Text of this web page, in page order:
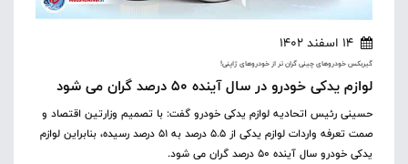
14 اسفند 1402
گیربکس خودروهای چینی گران تر از خودروهای ژاپنی!
لوازم یدکی خودرو در سال آینده ۵۰ درصد گران می شود
حسینی رئیس اتحادیه لوازم یدکی خودرو گفت: با تصمیم وزارتین اقتصاد و
صمت تعرفه واردات لوازم یدکی از ۵.۵ درصد به ۵۱ درصد رسیده، بنابراین لوازم
یدکی خودرو سال آینده ۵۰ درصد گران می شود.